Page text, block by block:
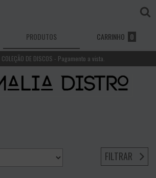
PRODUTOS CARRINHO 0
COLEÇÃO DE DISCOS - Pagamento a vista.
FILTRAR